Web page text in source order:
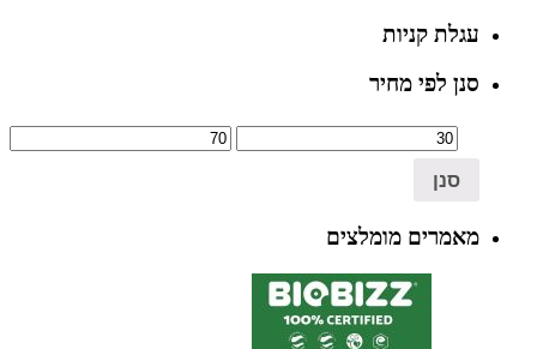
עגלת קניות
סנן לפי מחיר
סנן
מאמרים מומלצים